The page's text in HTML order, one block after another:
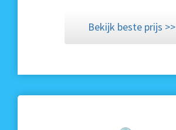
Bekijk beste prijs >>